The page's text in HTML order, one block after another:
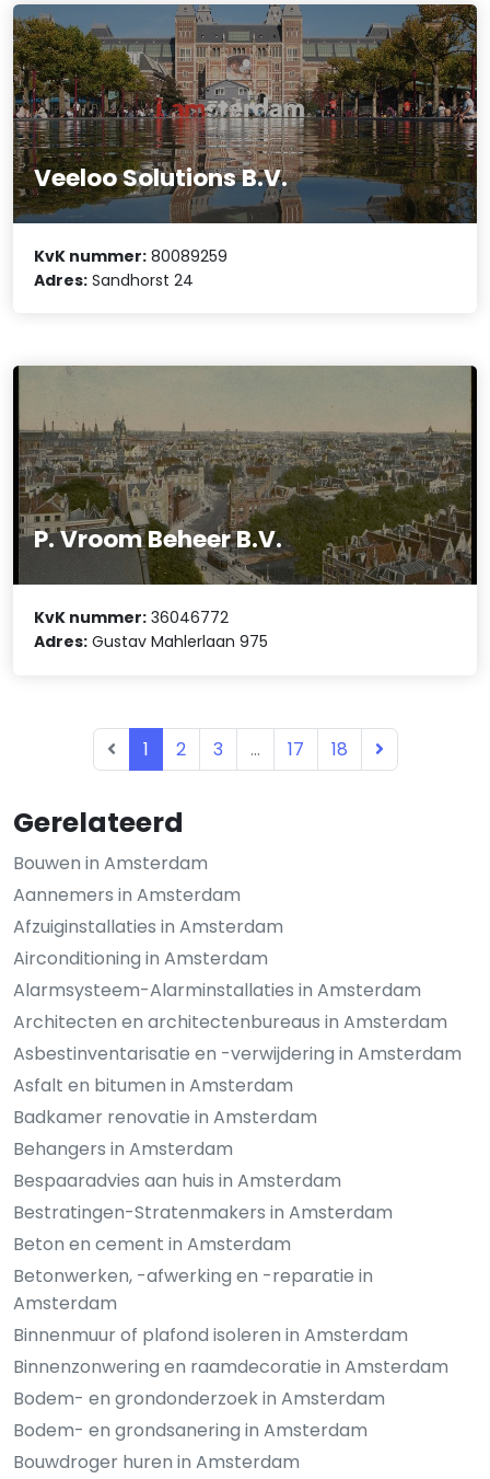
Gerelateerd
Bouwen in Amsterdam
Aannemers in Amsterdam
Afzuiginstallaties in Amsterdam
Airconditioning in Amsterdam
Alarmsysteem-Alarminstallaties in Amsterdam
Architecten en architectenbureaus in Amsterdam
Asbestinventarisatie en -verwijdering in Amsterdam
Asfalt en bitumen in Amsterdam
Badkamer renovatie in Amsterdam
Behangers in Amsterdam
Bespaaradvies aan huis in Amsterdam
Bestratingen-Stratenmakers in Amsterdam
Beton en cement in Amsterdam
Betonwerken, -afwerking en -reparatie in
Amsterdam
Binnenmuur of plafond isoleren in Amsterdam
Binnenzonwering en raamdecoratie in Amsterdam
Bodem- en grondonderzoek in Amsterdam
Bodem- en grondsanering in Amsterdam
Bouwdroger huren in Amsterdam
Veeloo Solutions B.V.
KvK nummer: 80089259
Adres: Sandhorst 24
P. Vroom Beheer B.V.
KvK nummer: 36046772
Adres: Gustav Mahlerlaan 975
1 2 3 ... 17 18